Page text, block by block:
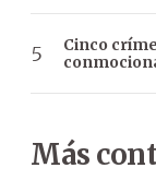
Cinco
Más